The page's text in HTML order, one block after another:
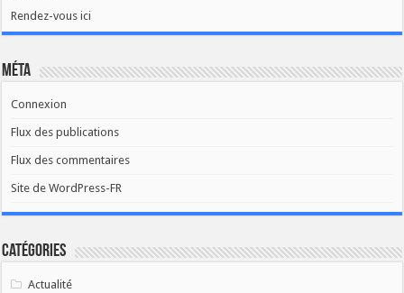
Rendez-vous ici
Méta
Connexion
Flux des publications
Flux des commentaires
Site de WordPress-FR
Catégories
Actualité